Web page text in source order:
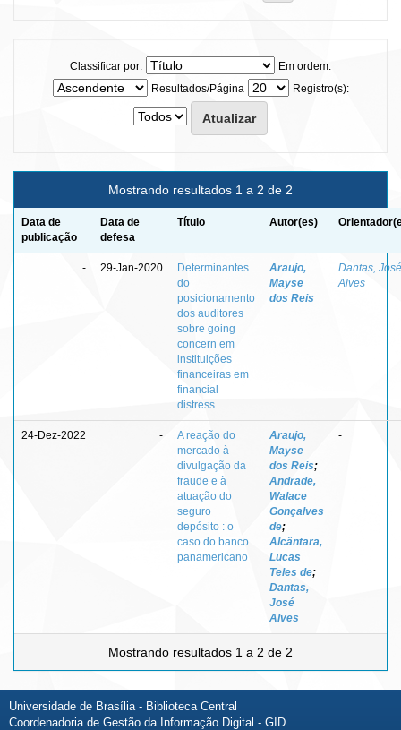
Classificar por:
Em ordem:
Resultados/Página
Registro(s):
Mostrando resultados 1 a 2 de 2
Data de
publicação
Data de
defesa
Título Autor(es)
- 29-Jan-2020
Determinantes
do
posicionamento
dos auditores
sobre going
concern em
instituições
financeiras em
financial
distress
Araujo,
Mayse
dos Reis
Dantas, José
Alves
24-Dez-2022 -
A reação do
mercado à
divulgação da
fraude e à
atuação do
seguro
depósito : o
caso do banco
panamericano
Araujo,
Mayse
dos Reis;
Andrade,
Walace
Gonçalves
de;
Alcântara,
Lucas
Teles de;
Dantas,
José
Alves
-
Mostrando resultados 1 a 2 de 2
Universidade de Brasília - Biblioteca Central
Coordenadoria de Gestão da Informação Digital - GID